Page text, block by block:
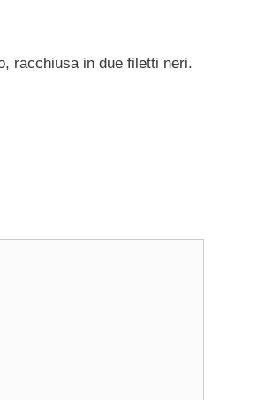
racchiusa in due filetti neri.